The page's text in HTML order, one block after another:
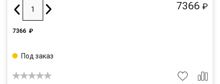
7366 ₽
7366 ₽
Под заказ